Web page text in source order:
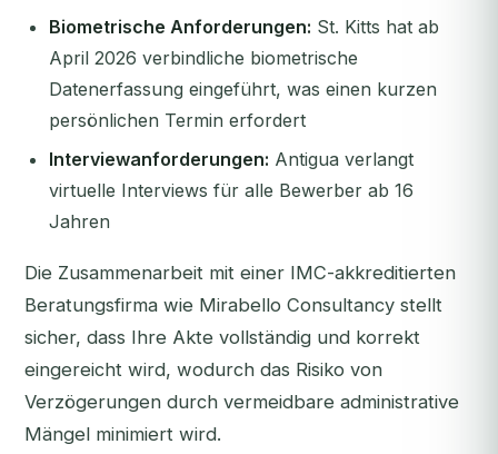
Biometrische Anforderungen: St. Kitts hat ab
April 2026 verbindliche biometrische
Datenerfassung eingeführt, was einen kurzen
persönlichen Termin erfordert
Interviewanforderungen: Antigua verlangt
virtuelle Interviews für alle Bewerber ab 16
Jahren
Die Zusammenarbeit mit einer IMC-akkreditierten
Beratungsfirma wie Mirabello Consultancy stellt
sicher, dass Ihre Akte vollständig und korrekt
eingereicht wird, wodurch das Risiko von
Verzögerungen durch vermeidbare administrative
Mängel minimiert wird.